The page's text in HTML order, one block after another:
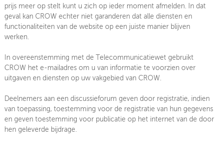
prijs meer op stelt kunt u zich op ieder moment afmelden. In dat
geval kan CROW echter niet garanderen dat alle diensten en
functionaliteiten van de website op een juiste manier blijven
werken.
In overeenstemming met de Telecommunicatiewet gebruikt
CROW het e-mailadres om u van informatie te voorzien over
uitgaven en diensten op uw vakgebied van CROW.
Deelnemers aan een discussieforum geven door registratie, indien
van toepassing, toestemming voor de registratie van hun gegevens
en geven toestemming voor publicatie op het internet van de door
hen geleverde bijdrage.